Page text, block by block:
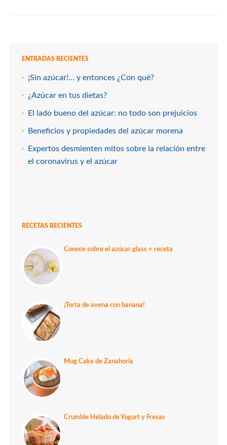
ENTRADAS RECIENTES
¡Sin azúcar!… y entonces ¿Con qué?
¿Azúcar en tus dietas?
El lado bueno del azúcar: no todo son prejuicios
Beneficios y propiedades del azúcar morena
Expertos desmienten mitos sobre la relación entre
el coronavirus y el azúcar
RECETAS RECIENTES
Conoce sobre el azúcar glass + receta
¡Torta de avena con banana!
Mug Cake de Zanahoria
Crumble Helado de Yogurt y Fresas